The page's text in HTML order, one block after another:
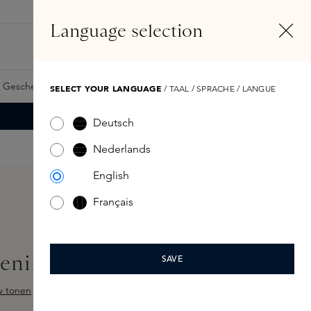
Samples Skins Exclusives Skins Boxen
Hand Wash 350ml
tonen
Language selection
SELECT YOUR LANGUAGE / TAAL / SPRACHE / LANGUE
Deutsch
Nederlands
English
Français
SAVE